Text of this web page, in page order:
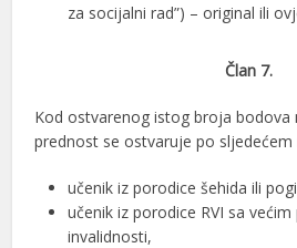
za socijalni rad”) – original ili
Član 7.
Kod ostvarenog istog broja bodova
prednost se ostvaruje po sljedećem
učenik iz porodice šehida ili
učenik iz porodice RVI sa
invalidnosti,